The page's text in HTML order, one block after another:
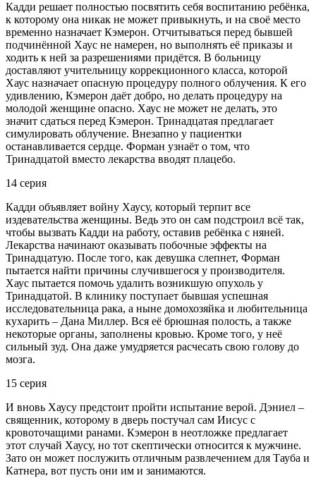
Кадди решает полностью посвятить себя воспитанию ребёнка,
к которому она никак не может привыкнуть, и на своё место
временно назначает Кэмерон. Отчитываться перед бывшей
подчинённой Хаус не намерен, но выполнять её приказы и
ходить к ней за разрешениями придётся. В больницу
доставляют учительницу коррекционного класса, которой
Хаус назначает опасную процедуру полного облучения. К его
удивлению, Кэмерон даёт добро, но делать процедуру на
молодой женщине опасно. Хаус не может не делать, это
значит сдаться перед Кэмерон. Тринадцатая предлагает
симулировать облучение. Внезапно у пациентки
останавливается сердце. Форман узнаёт о том, что
Тринадцатой вместо лекарства вводят плацебо.
14 серия
Кадди объявляет войну Хаусу, который терпит все
издевательства женщины. Ведь это он сам подстроил всё так,
чтобы вызвать Кадди на работу, оставив ребёнка с няней.
Лекарства начинают оказывать побочные эффекты на
Тринадцатую. После того, как девушка слепнет, Форман
пытается найти причины случившегося у производителя.
Хаус пытается помочь удалить возникшую опухоль у
Тринадцатой. В клинику поступает бывшая успешная
исследовательница рака, а ныне домохозяйка и любительница
кухарить – Дана Миллер. Вся её брюшная полость, а также
некоторые органы, заполнены кровью. Кроме того, у неё
сильный зуд. Она даже умудряется расчесать свою голову до
мозга.
15 серия
И вновь Хаусу предстоит пройти испытание верой. Дэниел –
священник, которому в дверь постучал сам Иисус с
кровоточащими ранами. Кэмерон в неотложке предлагает
этот случай Хаусу, но тот скептически относится к мужчине.
Зато он может послужить отличным развлечением для Тауба и
Катнера, вот пусть они им и занимаются.